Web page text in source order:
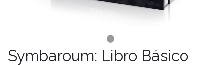
Symbaroum: Libro Básico